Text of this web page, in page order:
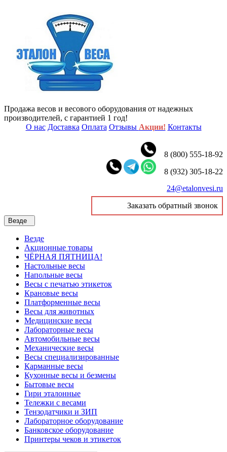
Продажа весов и весового оборудования от надежных
производителей, с гарантией 1 год!
О нас Доставка Оплата Отзывы Акции! Контакты
8 (800) 555-18-92
8 (932) 305-18-22
24@etalonvesi.ru
Заказать обратный звонок
Везде
Везде
Акционные товары
ЧЁРНАЯ ПЯТНИЦА!
Настольные весы
Напольные весы
Весы с печатью этикеток
Крановые весы
Платформенные весы
Весы для животных
Медицинские весы
Лабораторные весы
Автомобильные весы
Механические весы
Весы специализированные
Карманные весы
Кухонные весы и безмены
Бытовые весы
Гири эталонные
Тележки с весами
Тензодатчики и ЗИП
Лабораторное оборудование
Банковское оборудование
Принтеры чеков и этикеток